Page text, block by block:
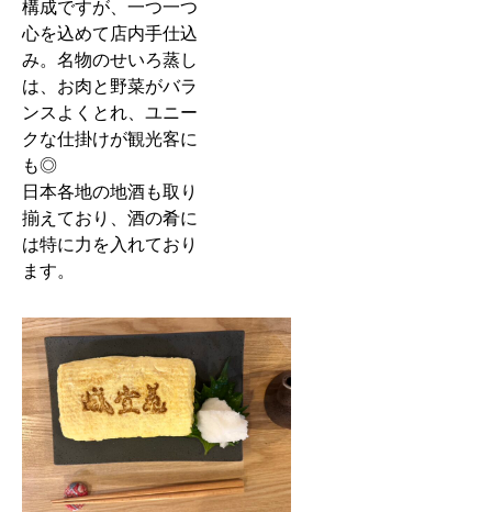
構成ですが、一つ一つ
心を込めて店内手仕込
み。名物のせいろ蒸し
は、お肉と野菜がバラ
ンスよくとれ、ユニー
クな仕掛けが観光客に
も◎
日本各地の地酒も取り
揃えており、酒の肴に
は特に力を入れており
ます。